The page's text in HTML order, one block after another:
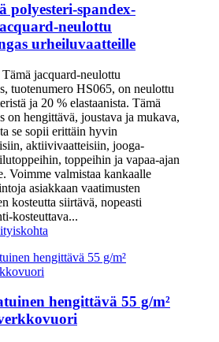
polyesteri-spandex-
neulottu
urheiluvaatteille
jacquard-neulottu
tuotenumero HS065, on neulottu
ja 20 % elastaanista. Tämä
on hengittävä, joustava ja mukava,
se sopii erittäin hyvin
aktiivivaatteisiin, jooga-
toppeihin ja vapaa-ajan
Voimme valmistaa kankaalle
asiakkaan vaatimusten
kosteutta siirtävä, nopeasti
kosteuttava...
hengittävä 55 g/m²